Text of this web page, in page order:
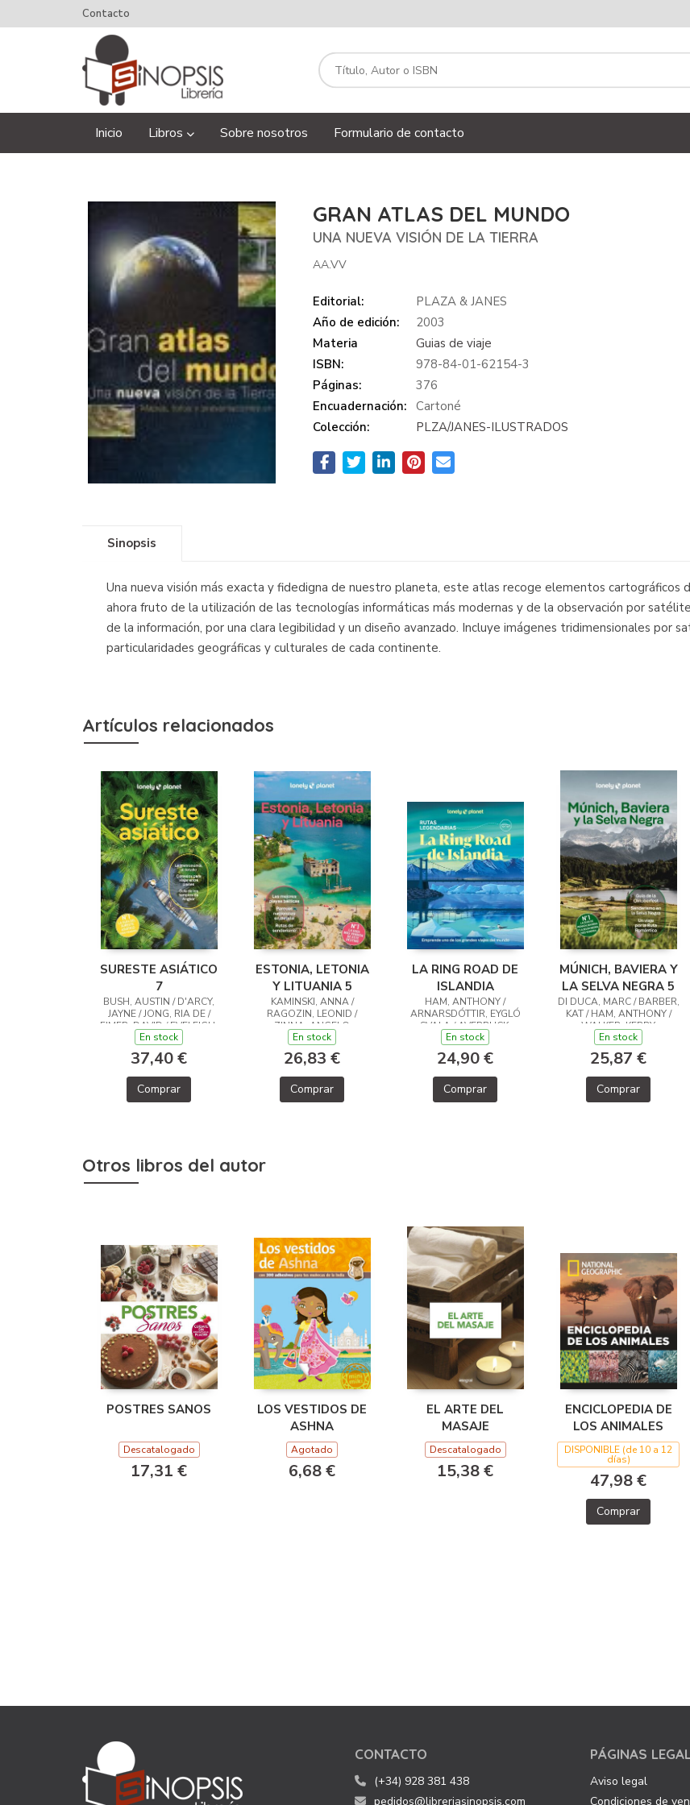
Contacto
Inicio Libros Sobre nosotros Formulario de contacto
GRAN ATLAS DEL MUNDO
UNA NUEVA VISIÓN DE LA TIERRA
AA.VV
Editorial:
PLAZA & JANES
Año de edición:
2003
Materia
Guias de viaje
ISBN:
978-84-01-62154-3
Páginas:
376
Encuadernación:
Cartoné
Colección:
PLZA/JANES-ILUSTRADOS
Sinopsis
Una nueva visión más exacta y fidedigna de nuestro planeta, este atlas recoge elementos cartográficos
ahora fruto de la utilización de las tecnologías informáticas más modernas y de la observación por
de la información, por una clara legibilidad y un diseño avanzado. Incluye imágenes tridimensionales por
particularidades geográficas y culturales de cada continente.
Artículos relacionados
SURESTE ASIÁTICO
7
BUSH, AUSTIN / D'ARCY,
JAYNE / JONG, RIA DE /
EIMER, DAVID / EVELEIGH,
MARK / FERRARESE,
MARCO / GROSBERG,
MICHAEL / HARDING,
PAUL / RAY, NICK / REID,
En stock
37,40 €
Comprar
ESTONIA, LETONIA
Y LITUANIA 5
KAMINSKI, ANNA /
RAGOZIN, LEONID /
ZINNA, ANGELO
En stock
26,83 €
Comprar
LA RING ROAD DE
ISLANDIA
HAM, ANTHONY /
ARNARSDÓTTIR, EYGLÓ
SVALA / AVERBUCK,
ALEXIS / BREMNER, JADE
En stock
24,90 €
Comprar
MÚNICH, BAVIERA Y
LA SELVA NEGRA 5
DI DUCA, MARC / BARBER,
KAT / HAM, ANTHONY /
WALKER, KERRY
En stock
25,87 €
Comprar
Otros libros del autor
POSTRES SANOS
Descatalogado
17,31 €
LOS VESTIDOS DE
ASHNA
Agotado
6,68 €
EL ARTE DEL
MASAJE
Descatalogado
15,38 €
ENCICLOPEDIA DE
LOS ANIMALES
DISPONIBLE (de 10 a 12
días)
47,98 €
Comprar
CONTACTO
(+34) 928 381 438
pedidos@libreriasinopsis.com
PÁGINAS
Aviso legal
Condiciones de